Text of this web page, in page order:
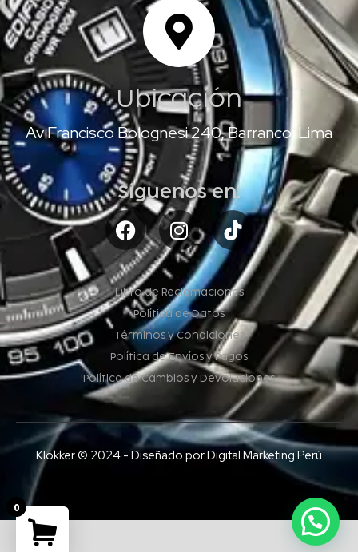
Ubicación
Av Francisco Bolognesi 240, Barranco, Lima
Síguenos en:
Libro de Reclamaciones
Política de Datos
Términos y Condiciones
Política de Envíos y Pagos
Política de Cambios y Devoluciones
Klokker © 2024 - Diseñado por Digital Marketing Perú
Your cart is empty!
0
Estamos en línea para ayudarte